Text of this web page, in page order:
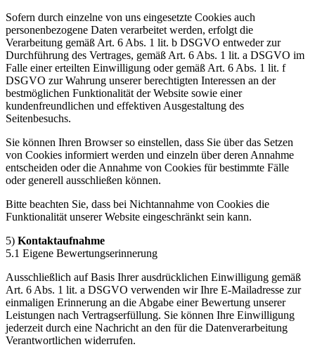
Sofern durch einzelne von uns eingesetzte Cookies auch
personenbezogene Daten verarbeitet werden, erfolgt die
Verarbeitung gemäß Art. 6 Abs. 1 lit. b DSGVO entweder zur
Durchführung des Vertrages, gemäß Art. 6 Abs. 1 lit. a DSGVO im
Falle einer erteilten Einwilligung oder gemäß Art. 6 Abs. 1 lit. f
DSGVO zur Wahrung unserer berechtigten Interessen an der
bestmöglichen Funktionalität der Website sowie einer
kundenfreundlichen und effektiven Ausgestaltung des
Seitenbesuchs.
Sie können Ihren Browser so einstellen, dass Sie über das Setzen
von Cookies informiert werden und einzeln über deren Annahme
entscheiden oder die Annahme von Cookies für bestimmte Fälle
oder generell ausschließen können.
Bitte beachten Sie, dass bei Nichtannahme von Cookies die
Funktionalität unserer Website eingeschränkt sein kann.
5) Kontaktaufnahme
5.1 Eigene Bewertungserinnerung
Ausschließlich auf Basis Ihrer ausdrücklichen Einwilligung gemäß
Art. 6 Abs. 1 lit. a DSGVO verwenden wir Ihre E-Mailadresse zur
einmaligen Erinnerung an die Abgabe einer Bewertung unserer
Leistungen nach Vertragserfüllung. Sie können Ihre Einwilligung
jederzeit durch eine Nachricht an den für die Datenverarbeitung
Verantwortlichen widerrufen.